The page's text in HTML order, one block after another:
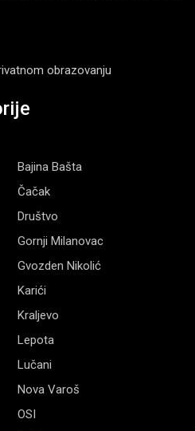
obrazovanju
Bajina Bašta
Čačak
Društvo
Gornji Milanovac
Gvozden Nikolić
Karići
Kraljevo
Lepota
Lučani
Nova Varoš
OSI